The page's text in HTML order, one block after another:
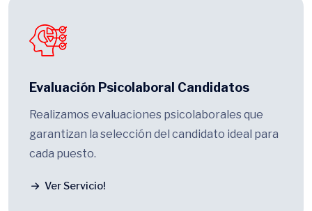
Evaluación Psicolaboral Candidatos
Realizamos evaluaciones psicolaborales que
garantizan la selección del candidato ideal para
cada puesto.
Ver Servicio!